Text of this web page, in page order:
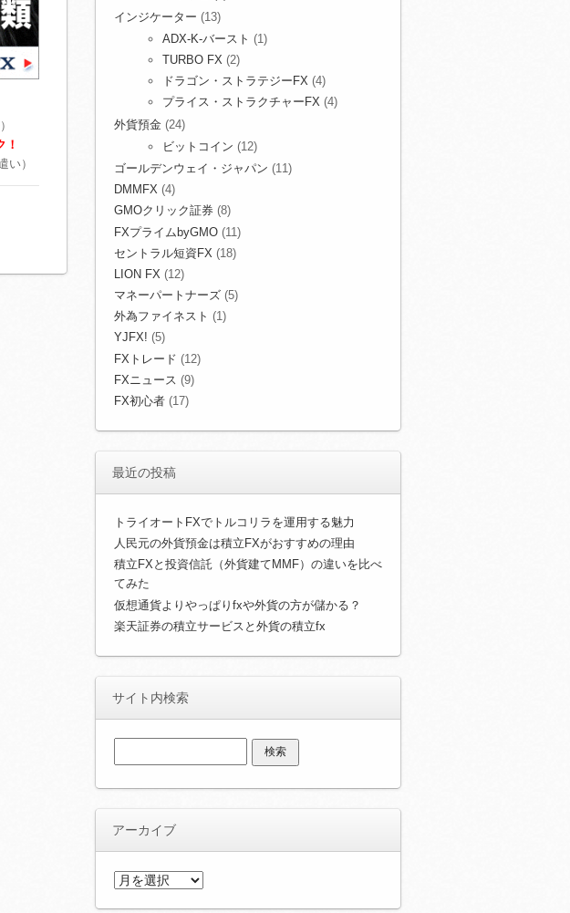
！
い）
インジケーター (13)
ADX-K-バースト (1)
TURBO FX (2)
ドラゴン・ストラテジーFX (4)
プライス・ストラクチャーFX (4)
外貨預金 (24)
ビットコイン (12)
ゴールデンウェイ・ジャパン (11)
DMMFX (4)
GMOクリック証券 (8)
FXプライムbyGMO (11)
セントラル短資FX (18)
LION FX (12)
マネーパートナーズ (5)
外為ファイネスト (1)
YJFX! (5)
FXトレード (12)
FXニュース (9)
FX初心者 (17)
最近の投稿
トライオートFXでトルコリラを運用する魅力
人民元の外貨預金は積立FXがおすすめの理由
積立FXと投資信託（外貨建てMMF）の違いを比べ
てみた
仮想通貨よりやっぱりfxや外貨の方が儲かる？
楽天証券の積立サービスと外貨の積立fx
サイト内検索
索:
アーカイブ
ア